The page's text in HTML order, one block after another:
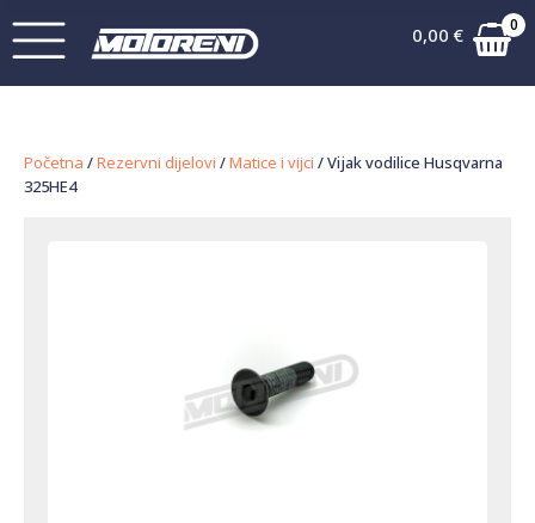
0,00 € 0
Početna /Rezervni dijelovi /Matice i vijci / Vijak vodilice Husqvarna
325HE4